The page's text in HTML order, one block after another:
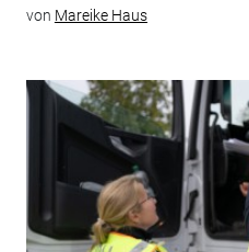
von Mareike Haus